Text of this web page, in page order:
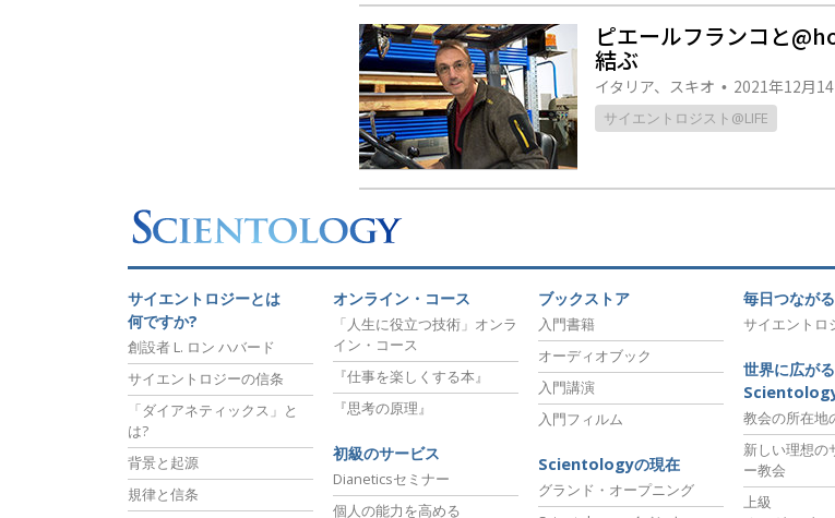
愛と憎しみ ―
偉大さとは何か?
サイ
スタ
ピエールフランコと
結ぶ
イタリア、スキオ • 2021年12月
サイエントロジスト@LIFE
サイエントロジーとは
何ですか?
創設者 L. ロン ハバード
サイエントロジーの信条
「ダイアネティックス」と
は?
背景と起源
規律と信条
オンライン・コース
「人生に役立つ技術」オンラ
イン・コース
『仕事を楽しくする本』
『思考の原理』
初級のサービス
Dianeticsセミナー
個人の能力を高める
ブックストア
入門書籍
オーディオブック
入門講演
入門フィルム
Scientologyの現在
グランド・オープニング
毎日つながる
サイエントロ
世界に広がる
教会の所在地
新しい理想の
ー教会
上級